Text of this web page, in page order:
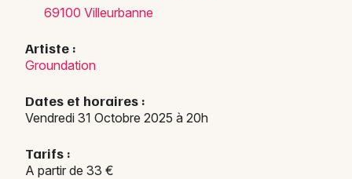
69100 Villeurbanne
Artiste :
Groundation
Dates et horaires :
Vendredi 31 Octobre 2025 à 20h
Tarifs :
A partir de 33 €